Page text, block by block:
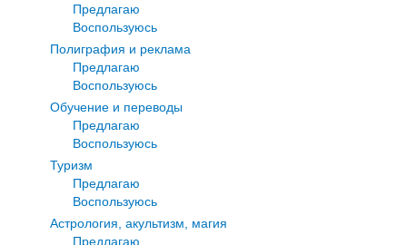
Предлагаю
Воспользуюсь
Полиграфия и реклама
Предлагаю
Воспользуюсь
Обучение и переводы
Предлагаю
Воспользуюсь
Туризм
Предлагаю
Воспользуюсь
Астрология, акультизм, магия
Предлагаю